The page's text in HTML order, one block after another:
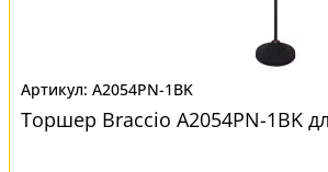
A2054PN-1BK
Торшер Braccio A2054PN-1BK